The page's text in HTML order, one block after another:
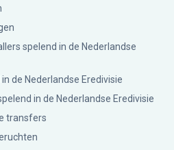
spelend in de Nederlandse
de Nederlandse Eredivisie
in de Nederlandse Eredivisie
transfers